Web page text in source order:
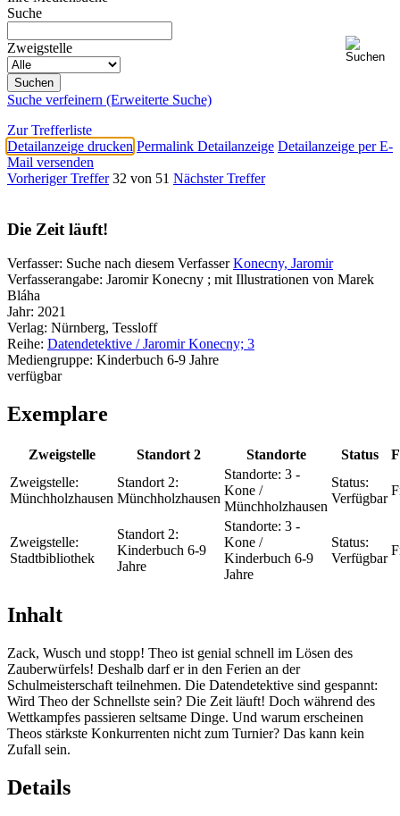
Suche
Zweigstelle
Suche verfeinern (Erweiterte Suche)
Zur Trefferliste
Detailanzeige drucken Permalink Detailanzeige Detailanzeige per E-
Mail versenden
Vorheriger Treffer 32 von 51 Nächster Treffer
Die Zeit läuft!
Verfasser: Suche nach diesem Verfasser Konecny, Jaromir
Verfasserangabe: Jaromir Konecny ; mit Illustrationen von Marek
Bláha
Jahr: 2021
Verlag: Nürnberg, Tessloff
Reihe: Datendetektive / Jaromir Konecny; 3
Mediengruppe: Kinderbuch 6-9 Jahre
verfügbar
Exemplare
Zweigstelle Standort 2 Standorte Status
Zweigstelle:
Münchholzhausen
Standort 2:
Münchholzhausen
Standorte: 3 -
Kone /
Münchholzhausen
Status:
Verfügbar
Zweigstelle:
Stadtbibliothek
Standort 2:
Kinderbuch 6-9
Jahre
Standorte: 3 -
Kone /
Kinderbuch 6-9
Jahre
Status:
Verfügbar
Inhalt
Zack, Wusch und stopp! Theo ist genial schnell im Lösen des
Zauberwürfels! Deshalb darf er in den Ferien an der
Schulmeisterschaft teilnehmen. Die Datendetektive sind gespannt:
Wird Theo der Schnellste sein? Die Zeit läuft! Doch während des
Wettkampfes passieren seltsame Dinge. Und warum erscheinen
Theos stärkste Konkurrenten nicht zum Turnier? Das kann kein
Zufall sein.
Details